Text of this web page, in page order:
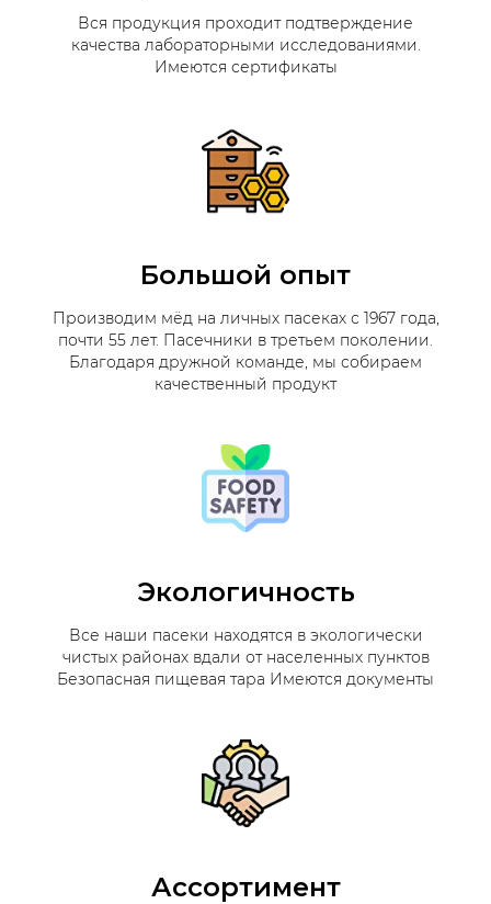
Вся продукция проходит подтверждение
качества лабораторными исследованиями.
Имеются сертификаты
Большой опыт
Производим мёд на личных пасеках с 1967 года,
почти 55 лет. Пасечники в третьем поколении.
Благодаря дружной команде, мы собираем
качественный продукт
Экологичность
Все наши пасеки находятся в экологически
чистых районах вдали от населенных пунктов
Безопасная пищевая тара Имеются документы
Ассортимент